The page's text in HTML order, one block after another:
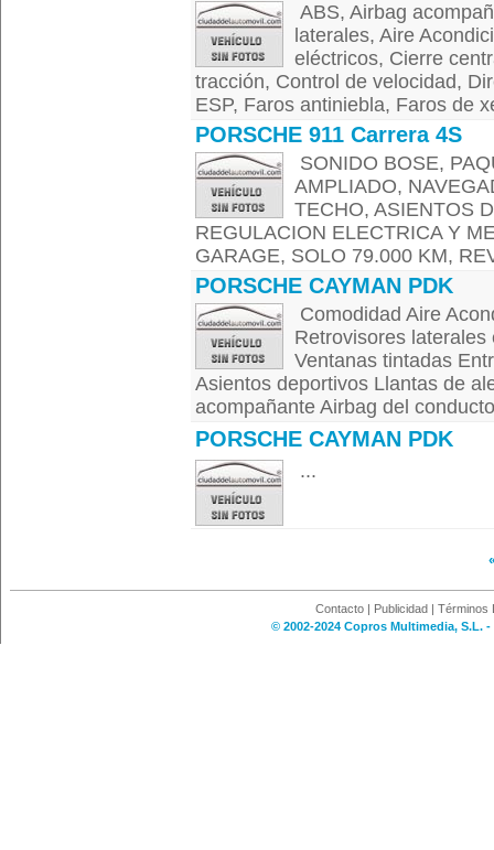
ABS, Airbag
laterales, Aire
eléctricos, Cierre
tracción, Control de velocidad,
ESP, Faros antiniebla, Faros de
PORSCHE 911 Carrera 4S
SONIDO BOSE,
AMPLIADO,
TECHO, ASIENTOS
REGULACION ELECTRICA Y
GARAGE, SOLO 79.000 KM,
PORSCHE CAYMAN PDK
Comodidad Aire
Retrovisores
Ventanas tintadas
Asientos deportivos Llantas de
acompañante Airbag del
PORSCHE CAYMAN PDK
...
Contacto | Publicidad | Términos
© 2002-2024 Copros Multimedia, S.L.